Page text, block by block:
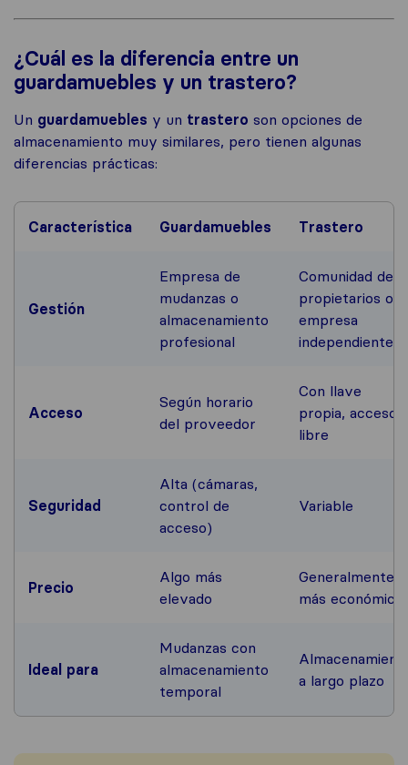
¿Cuál es la diferencia entre un
guardamuebles y un trastero?
Un guardamuebles y un trastero son opciones de
almacenamiento muy similares, pero tienen algunas
diferencias prácticas:
Característica Guardamuebles Trastero
Gestión
Empresa de
mudanzas o
almacenamiento
profesional
Comunidad de
propietarios o
empresa
independiente
Acceso
Según horario
del proveedor
Con llave
propia, acceso
libre
Seguridad
Alta (cámaras,
control de
acceso)
Variable
Precio
Algo más
elevado
Generalmente
más económico
Ideal para
Mudanzas con
almacenamiento
temporal
a largo plazo